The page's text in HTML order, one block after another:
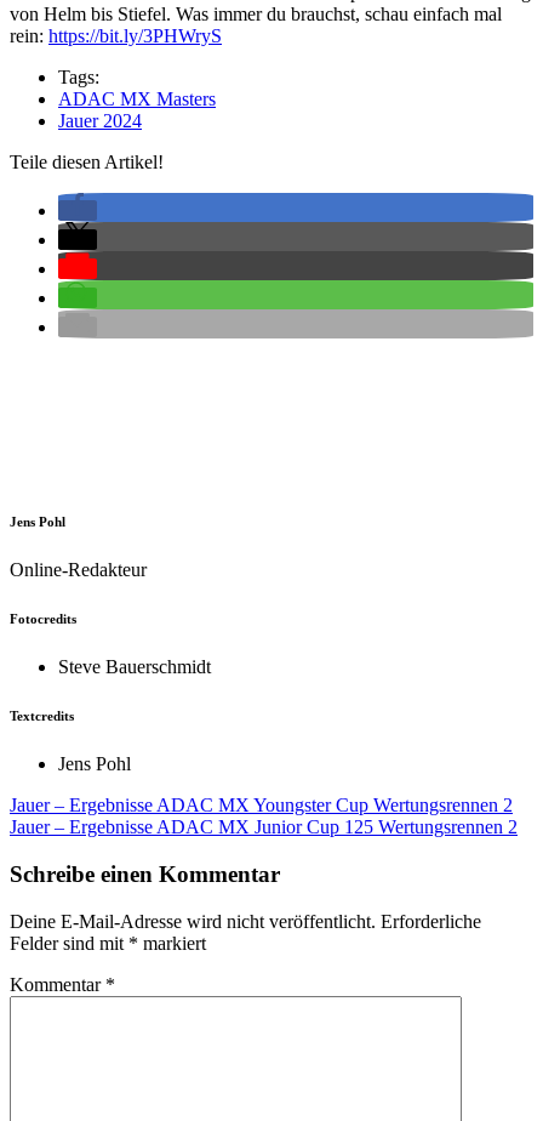
von Helm bis Stiefel. Was immer du brauchst, schau einfach mal
rein: https://bit.ly/3PHWryS
Tags:
ADAC MX Masters
Jauer 2024
Teile diesen Artikel!
Jens Pohl
Online-Redakteur
Fotocredits
Steve Bauerschmidt
Textcredits
Jens Pohl
Beitragsnavigation
Jauer – Ergebnisse ADAC MX Youngster Cup Wertungsrennen 2
Jauer – Ergebnisse ADAC MX Junior Cup 125 Wertungsrennen 2
Schreibe einen Kommentar
Deine E-Mail-Adresse wird nicht veröffentlicht. Erforderliche
Felder sind mit * markiert
Kommentar *